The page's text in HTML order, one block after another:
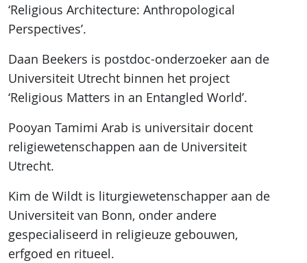
‘Religious Architecture: Anthropological
Perspectives’.
Daan Beekers is postdoc-onderzoeker aan de
Universiteit Utrecht binnen het project
‘Religious Matters in an Entangled World’.
Pooyan Tamimi Arab is universitair docent
religiewetenschappen aan de Universiteit
Utrecht.
Kim de Wildt is liturgiewetenschapper aan de
Universiteit van Bonn, onder andere
gespecialiseerd in religieuze gebouwen,
erfgoed en ritueel.